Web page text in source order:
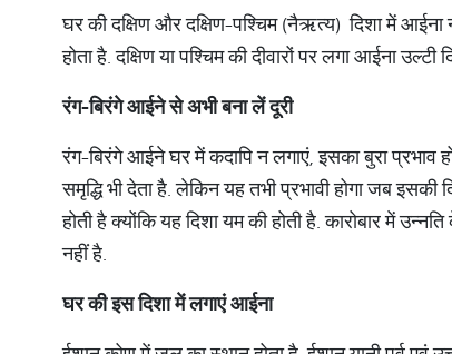
घर की दक्षिण और दक्षिण-पश्चिम (नैऋत्य) दिशा में आईना
होता है. दक्षिण या पश्चिम की दीवारों पर लगा आईना
रंग-बिरंगेआईनेसेअभीबनालेंदूरी
रंग-बिरंगे आईने घर में कदापि न लगाएं, इसका बुरा प्रभाव
समृद्धि भी देता है. लेकिन यह तभी प्रभावी होगा जब इसकी
होती है क्योंकि यह दिशा यम की होती है. कारोबार में
नहीं है.
घरकीइसदिशामेंलगाएंआईना